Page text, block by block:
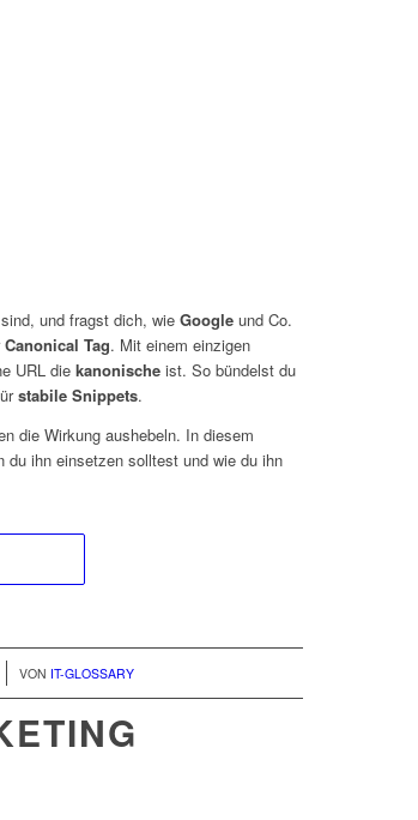
und fragst dich, wie Google und Co.
Canonical Tag. Mit einem einzigen
URL die kanonische ist. So bündelst du
stabile Snippets.
die Wirkung aushebeln. In diesem
du ihn einsetzen solltest und wie du ihn
VON IT-GLOSSARY